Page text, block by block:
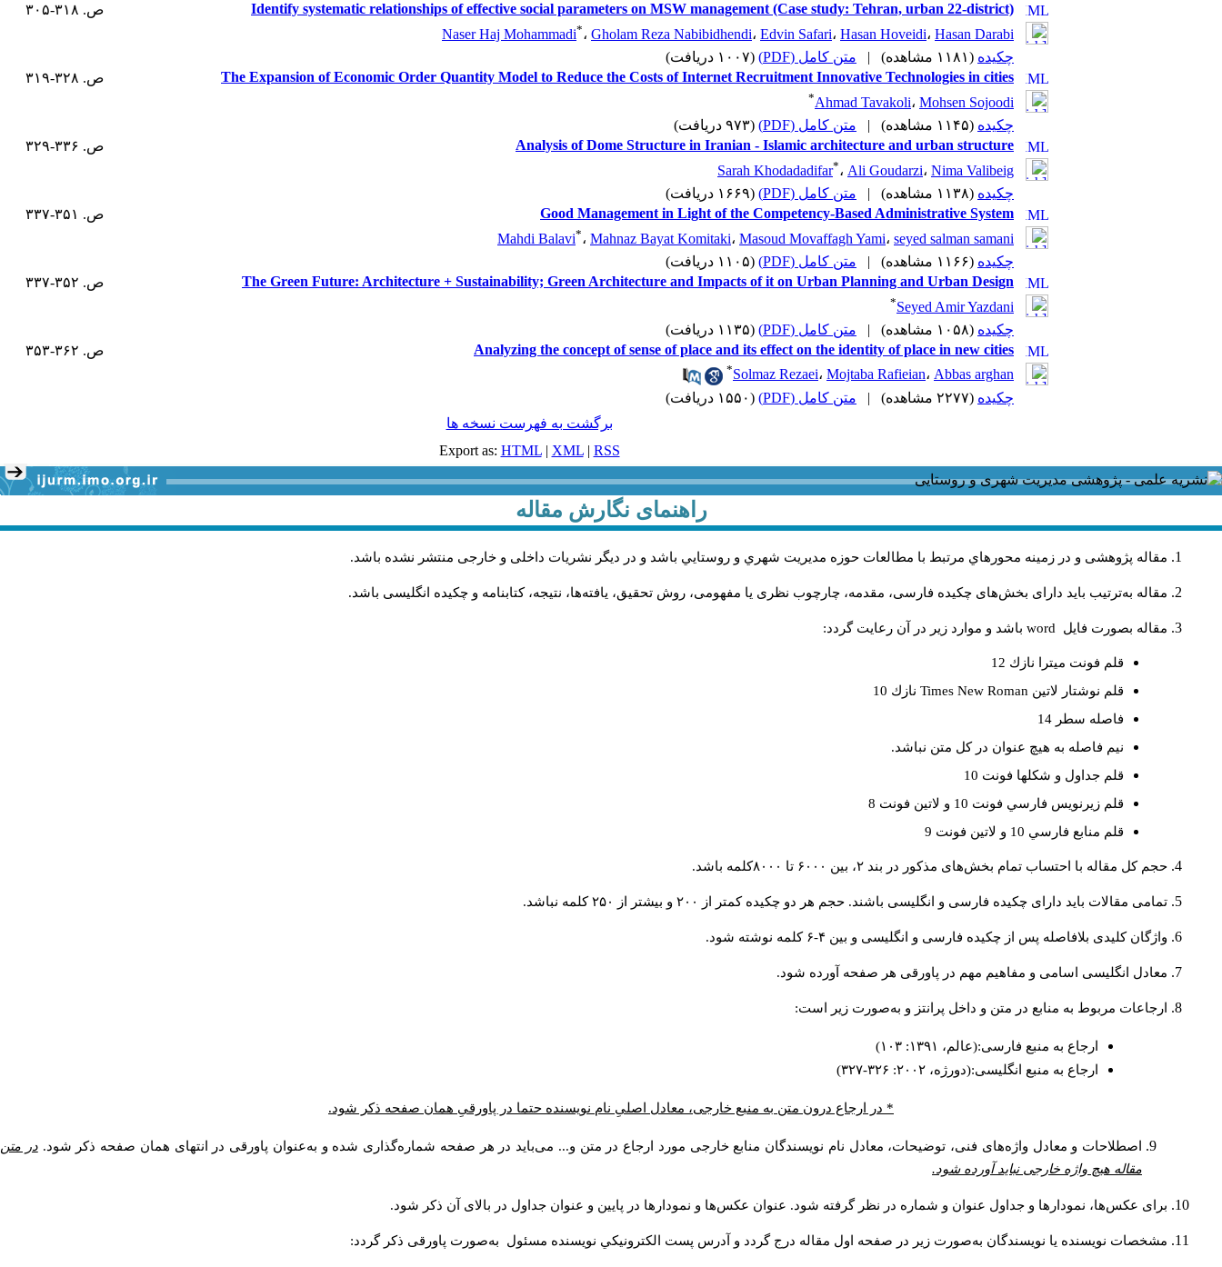
Identify systematic relationships of effective social parameters on MSW management (Case study: Tehran, urban 22-district)
ص. ۳۱۸-۳۰۵
Naser Haj Mohammadi*، Gholam Reza Nabibidhendi، Edvin Safari، Hasan Hoveidi، Hasan Darabi
چکیده (۱۱۸۱ مشاهده) | متن کامل (PDF)
(۱۰۰۷ دریافت)
The Expansion of Economic Order Quantity Model to Reduce the Costs of Internet Recruitment Innovative Technologies in cities
ص. ۳۲۸-۳۱۹
Ahmad Tavakoli، Mohsen Sojoodi
*
چکیده (۱۱۴۵ مشاهده) | متن کامل (PDF)
(۹۷۳ دریافت)
Analysis of Dome Structure in Iranian - Islamic architecture and urban structure
ص. ۳۳۶-۳۲۹
Sarah Khodadadifar*، Ali Goudarzi، Nima Valibeig
چکیده (۱۱۳۸ مشاهده) | متن کامل (PDF)
(۱۶۶۹ دریافت)
Good Management in Light of the Competency-Based Administrative System
ص. ۳۵۱-۳۳۷
Mahdi Balavi*، Mahnaz Bayat Komitaki، Masoud Movaffagh Yami، seyed salman samani
چکیده (۱۱۶۶ مشاهده) | متن کامل (PDF)
(۱۱۰۵ دریافت)
The Green Future: Architecture + Sustainability; Green Architecture and Impacts of it on Urban Planning and Urban Design
ص. ۳۵۲-۳۳۷
Seyed Amir Yazdani
*
چکیده (۱۰۵۸ مشاهده) | متن کامل (PDF)
(۱۱۳۵ دریافت)
Analyzing the concept of sense of place and its effect on the identity of place in new cities
ص. ۳۶۲-۳۵۳
Solmaz Rezaei، Mojtaba Rafieian، Abbas arghan
*
چکیده (۲۲۷۷ مشاهده) | متن کامل (PDF)
(۱۵۵۰ دریافت)
برگشت به فهرست نسخه ها
Export as: HTML| XML| RSS
راهنمای نگارش مقاله
مقاله پژوهشی و در زمینه محورهاي مرتبط با مطالعات حوزه مديريت شهري و روستايي باشد و در دیگر نشریات داخلی و خارجی منتشر نشده باشد.
مقاله به‌ترتیب باید دارای بخش‌های چکیده فارسی، مقدمه، چارچوب نظری یا مفهومی، روش تحقیق، یافته‌ها، نتیجه، کتابنامه و چکیده انگلیسی باشد.
مقاله بصورت فايل word باشد و موارد زير در آن رعايت گردد:
قلم فونت ميترا نازك 12
قلم نوشتار لاتين Times New Roman نازك 10
فاصله سطر 14
نيم فاصله به هيچ عنوان در كل متن نباشد.
قلم جداول و شكلها فونت 10
قلم زيرنويس فارسي فونت 10 و لاتين فونت 8
قلم منابع فارسي 10 و لاتين فونت 9
حجم کل مقاله با احتساب تمام بخش‌های مذکور در بند ۲، بین ۶۰۰۰ تا ۸۰۰۰کلمه باشد.
تمامی مقالات باید دارای چکیده فارسی و انگلیسی باشند. حجم هر دو چکیده کمتر از ۲۰۰ و بیشتر از ۲۵۰ کلمه نباشد.
واژگان کلیدی بلافاصله پس از چکیده فارسی و انگلیسی و بین ۴-۶ کلمه نوشته شود.
معادل انگلیسی اسامی و مفاهیم مهم در پاورقی هر صفحه آورده شود.
ارجاعات مربوط به منابع در متن و داخل پرانتز و به‌صورت زیر است:
ارجاع به منبع فارسی:(عالم، ۱۳۹۱: ۱۰۳)
ارجاع به منبع انگلیسی:(دورژه، ۲۰۰۲: ۳۲۶-۳۲۷)
* در ارجاع درون متن به منبع خارجی، معادل اصلیِ نام نویسنده حتما در پاورقیِ همان صفحه ذکر شود.
اصطلاحات و معادل واژه‌های فنی، توضیحات، معادل نام نویسندگان منابع خارجی مورد ارجاع در متن و... می‌باید در هر صفحه شماره‌گذاری شده و به‌عنوان پاورقی در انتهای همان صفحه ذکر شود. در متن
مقاله هیچ واژه خارجی نباید آورده شود.
برای عکس‌ها، نمودارها و جداول عنوان و شماره در نظر گرفته شود. عنوان عکس‌ها و نمودارها در پایین و عنوان جداول در بالای آن ذکر شود.
مشخصات نویسنده یا نویسندگان به‌صورت زیر در صفحه اول مقاله درج گردد و آدرس پست الكترونيكي نويسنده مسئول به‌صورت پاورقی ذکر گردد: